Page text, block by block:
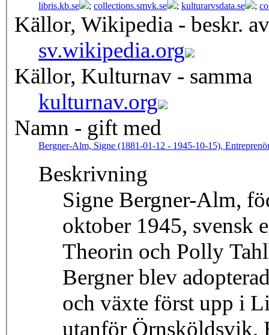
libris.kb.se ; collections.smvk.se ; kulturarvsdata.se ;
Källor, Wikipedia - beskr. av
sv.wikipedia.org
Källor, Kulturnav - samma
kulturnav.org
Namn - gift med
Bergner-Alm, Signe (1881-01-12 - 1945-10-15),
Beskrivning
Signe Bergner-Alm,
oktober 1945, svensk
Theorin och Polly
Bergner blev
och växte först upp i
utanför Örnsköldsvik.